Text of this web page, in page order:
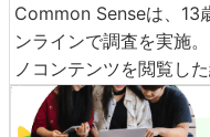
Common Senseは、13
ンラインで調査を実施
ノコンテンツを閲覧し